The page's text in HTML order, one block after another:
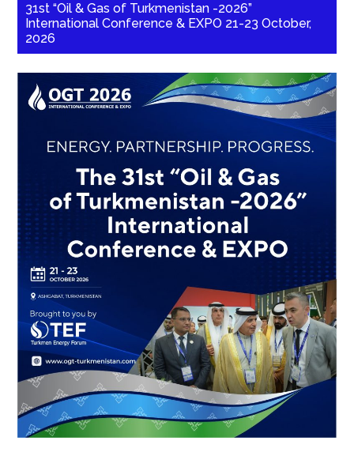
31st “Oil & Gas of Turkmenistan -2026”
International Conference & EXPO 21-23 October,
2026